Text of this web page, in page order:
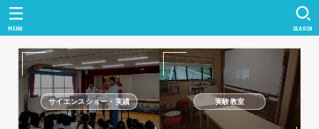
SEARCH
MENU
サイエンスショー・実績 実験教室